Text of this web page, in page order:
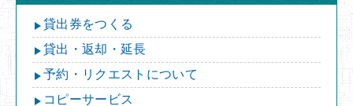
貸出券をつくる
貸出・返却・延長
予約・リクエストについて
コピーサービス